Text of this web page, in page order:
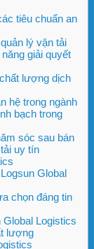
tiêu chuẩn an
lý vận tải
giải quyết
lượng dịch
hệ trong ngành
bạch trong
sóc sau bán
uy tín
Global
chọn đáng tin
Logistics
lượng